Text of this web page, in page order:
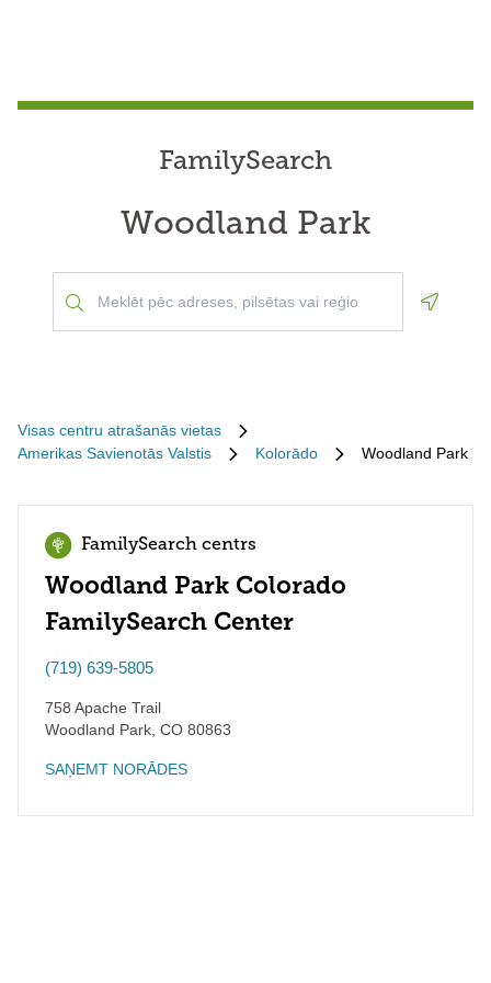
FamilySearch
Woodland Park
Visas centru atrašanās vietas
Amerikas Savienotās Valstis
Kolorādo Woodland Park
FamilySearch centrs
Woodland Park Colorado
FamilySearch Center
(719) 639-5805
758 Apache Trail
Woodland Park CO 80863
SAŅEMT NORĀDES